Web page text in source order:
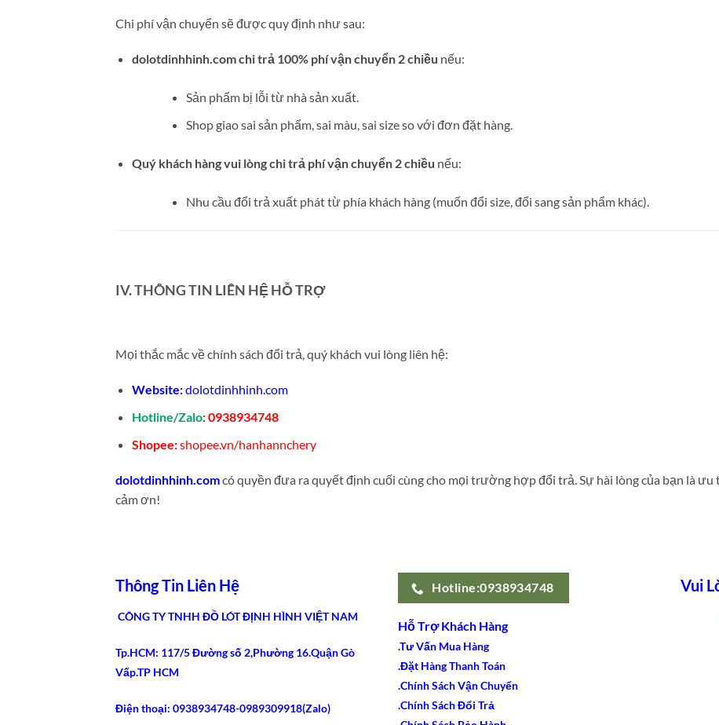
Chi phí vận chuyển sẽ được quy định như sau:
dolotdinhhinh.com chi trả 100% phí vận chuyển 2 chiều nếu:
Sản phẩm bị lỗi từ nhà sản xuất.
Shop giao sai sản phẩm, sai màu, sai size so với đơn đặt hàng.
Quý khách hàng vui lòng chi trả phí vận chuyển 2 chiều nếu:
Nhu cầu đổi trả xuất phát từ phía khách hàng (muốn đổi size, đổi sang sản phẩm khác).
IV. THÔNG TIN LIÊN HỆ HỖ TRỢ
Mọi thắc mắc về chính sách đổi trả, quý khách vui lòng liên hệ:
Website:dolotdinhhinh.com
Hotline/Zalo:0938934748
Shopee:shopee.vn/hanhannchery
dolotdinhhinh.comcó quyền đưa ra quyết định cuối cùng cho mọi trường hợp đổi trả. Sự hài lòng của bạn là ưu
cảm ơn!
Thông Tin Liên Hệ
CÔNG TY TNHH ĐỒ LÓT ĐỊNH HÌNH VIỆT NAM
Tp.HCM: 117/5 Đường số 2,Phường 16.Quận Gò
Vấp.TP HCM
Điện thoại: 0938934748-0989309918(Zalo)
Hotline:0938934748
Hỗ Trợ Khách Hàng
.Tư Vấn Mua Hàng
.Đặt Hàng Thanh Toán
.Chính Sách Vận Chuyển
.Chính Sách Đổi Trả
Vui